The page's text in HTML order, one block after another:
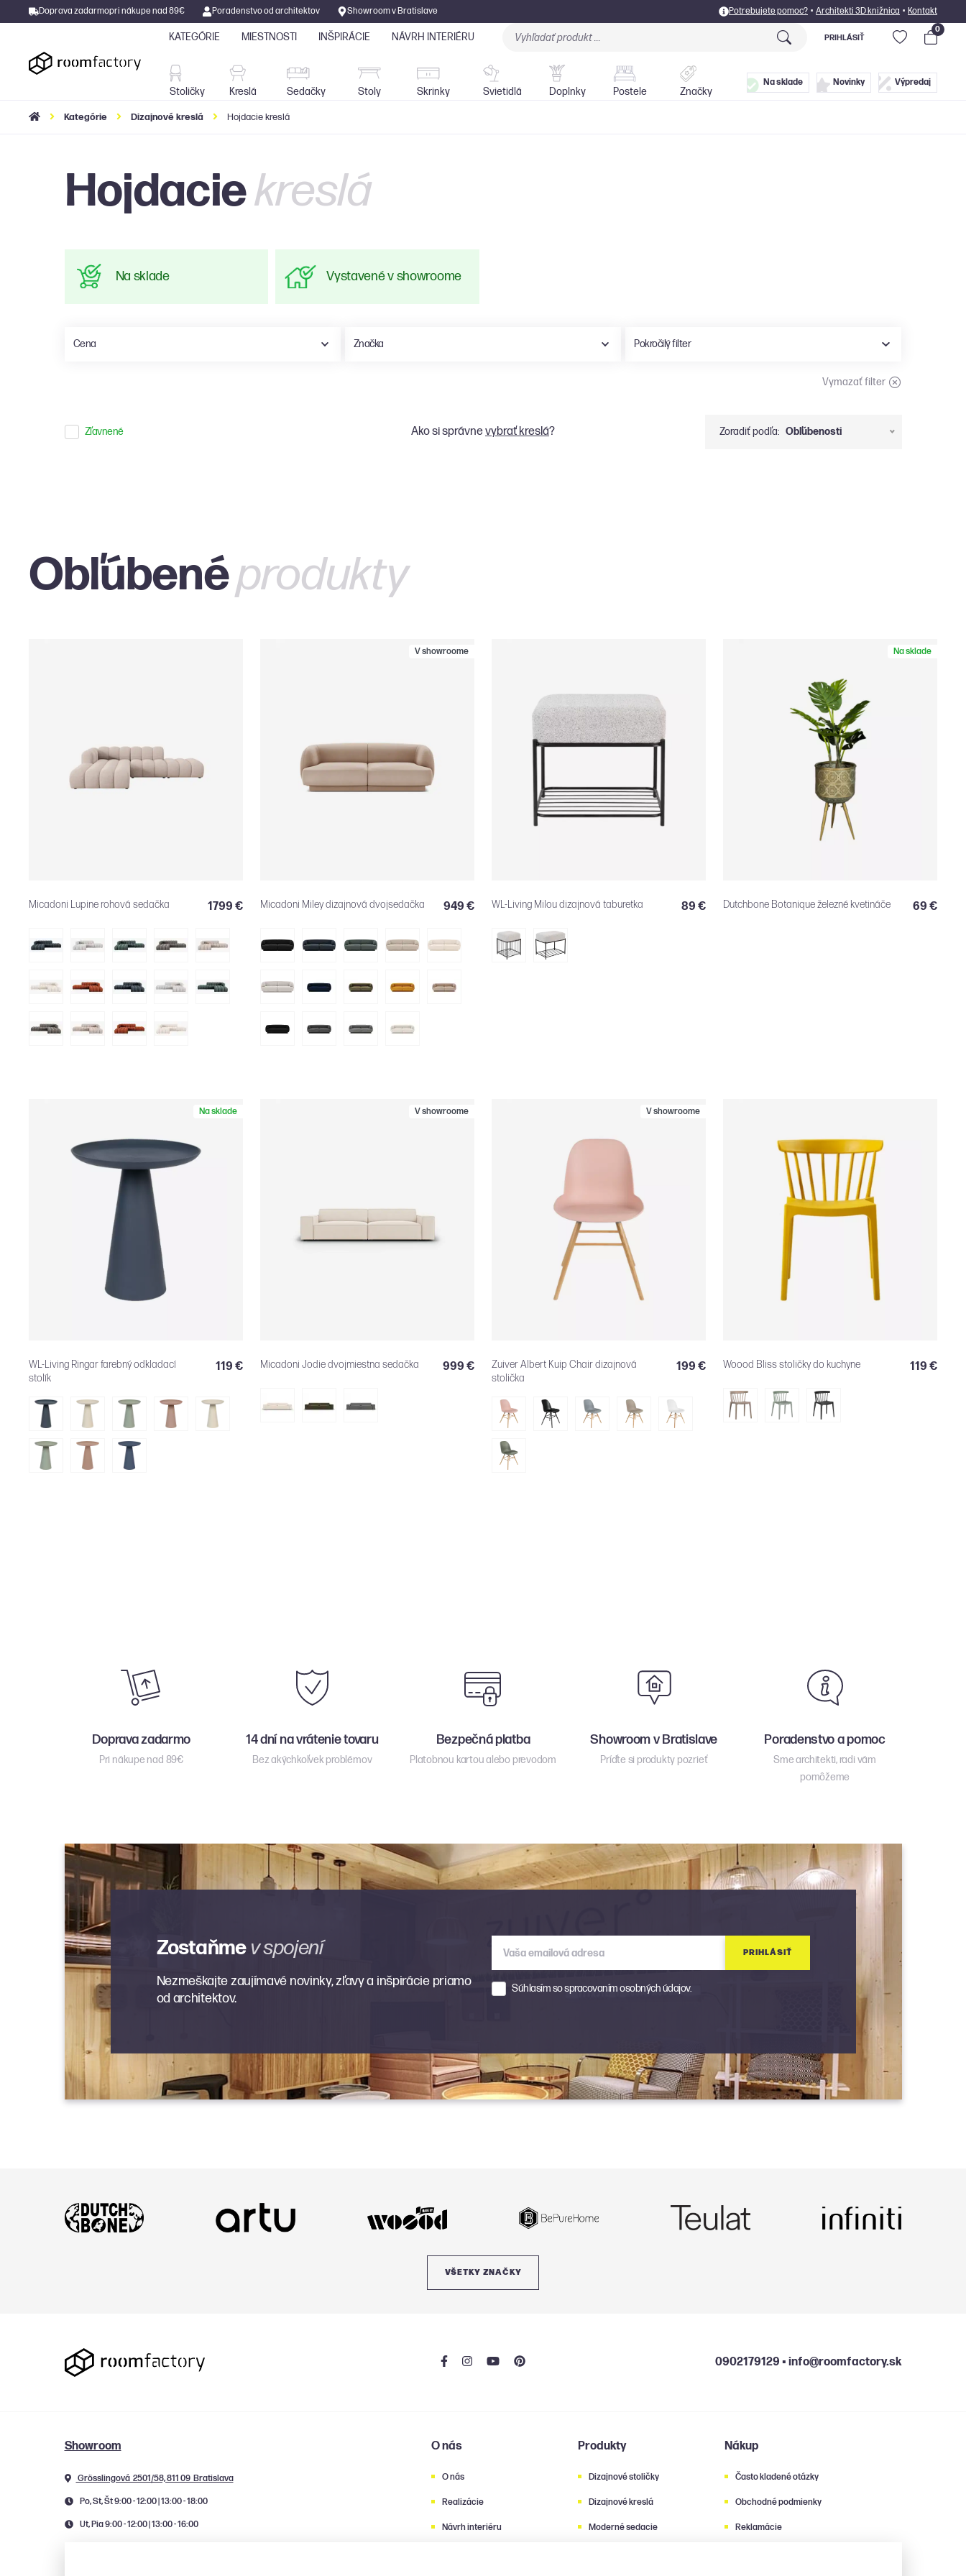
Doprava zadarmopri nákupe nad 89€ Poradenstvo od architektov Showroom v Bratislave Potrebujete pomoc? • Architekti 3D knižnica • Kontakt
KATEGÓRIE
Kreslá Sedačky Svietidlá Doplnky Postele
MIESTNOSTI INŠPIRÁCIE NÁVRH INTERIÉRU PRIHLÁSIŤ
0
Stoličky Kreslá Sedačky Stoly Skrinky Svietidlá Doplnky Postele Značky
Na sklade Novinky Výpredaj
Kategórie Dizajnové kreslá Hojdacie kreslá
Hojdaciekreslá
Na sklade Vystavené v showroome
Cena Značka
Pedrali BePureHome Infiniti design
Pokročilý filter
Vymazať filter
Zľavnené Ako si správnevybrať kreslá? Zoradiť podľa: Obľúbenosti
Obľúbenéprodukty
Micadoni Lupine rohová sedačka 1799 €
V showroome
Micadoni Miley dizajnová dvojsedačka 949 € WL-Living Milou dizajnová taburetka 89 €
Na sklade
Dutchbone Botanique železné kvetináče 69 €
Na sklade
WL-Living Ringar farebný odkladací
stolík
119 €
V showroome
Micadoni Jodie dvojmiestna sedačka 999 €
V showroome
Zuiver Albert Kuip Chair dizajnová
stolička
199 € Woood Bliss stoličky do kuchyne 119 €
Doprava zadarmo
Pri nákupe nad 89€
14 dní na vrátenie tovaru
Bez akýchkoľvek problémov
Bezpečná platba
Platobnou kartou alebo prevodom
Showroom v Bratislave
Príďte si produkty pozrieť
Poradenstvo a pomoc
Sme architekti, radi vám
pomôžeme
Zostaňme v spojení
Nezmeškajte zaujímavé novinky, zľavy a inšpirácie priamo
od architektov.
Vaša emailová adresa PRIHLÁSIŤ
Súhlasím so spracovaním osobných údajov.
VŠETKY ZNAČKY
0902179129 ▪info@roomfactory.sk
Showroom
Grösslingová 2501/58, 811 09 Bratislava
Po, St, Št 9:00 - 12:00 | 13:00 - 18:00
Ut, Pia 9:00 - 12:00 | 13:00 - 16:00
O nás
O nás
Realizácie
Návrh interiéru
Produkty
Dizajnové stoličky
Dizajnové kreslá
Moderné sedacie
Nákup
Často kladené otázky
Obchodné podmienky
Reklamácie